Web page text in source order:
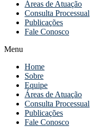
Áreas de Atuação
Consulta Processual
Publicações
Fale Conosco
Menu
Home
Sobre
Equipe
Áreas de Atuação
Consulta Processual
Publicações
Fale Conosco